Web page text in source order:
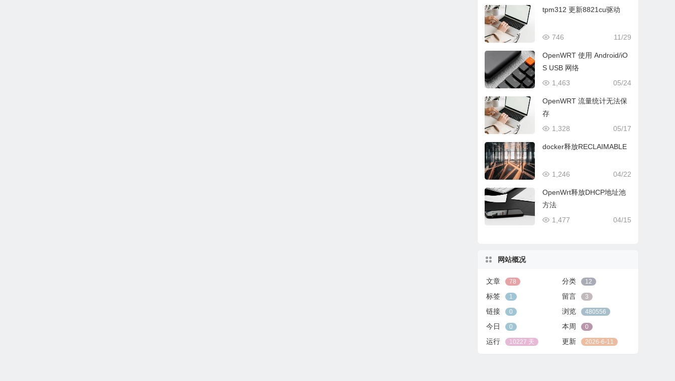
tpm312 更新8821cu驱动
11/29
746
OpenWRT 使用 Android/iO
S USB 网络
05/24
1,463
OpenWRT 流量统计无法保
存
05/17
1,328
docker释放RECLAIMABLE
04/22
1,246
OpenWrt释放DHCP地址池
方法
04/15
1,477
网站概况
文章 78 分类 12
标签 1 留言 3
链接 0 浏览 480556
今日 0 本周 0
运行 10227 天 更新 2026-6-11